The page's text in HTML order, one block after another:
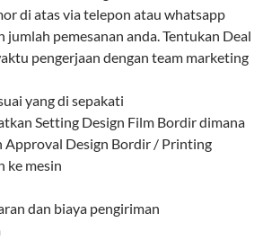
di atas via telepon atau whatsapp
jumlah pemesanan anda. Tentukan Deal
pengerjaan dengan team marketing
yang di sepakati
Setting Design Film Bordir dimana
Approval Design Bordir / Printing
ke mesin
dan biaya pengiriman